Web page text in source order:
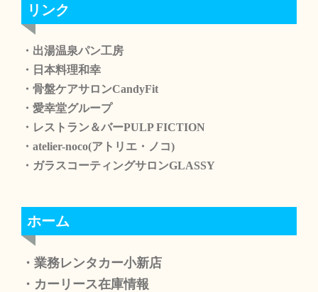
リンク
・出湯温泉パン工房
・日本料理和幸
・骨盤ケアサロンCandyFit
・愛幸堂グループ
・レストラン＆バーPULP FICTION
・atelier-noco(アトリエ・ノコ)
・ガラスコーティングサロンGLASSY
ホーム
・業務レンタカー小新店
・カーリース在庫情報